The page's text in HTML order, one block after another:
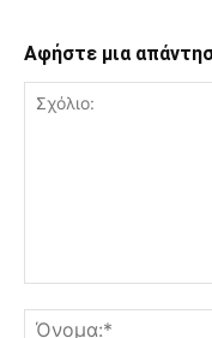
Αφήστε μια